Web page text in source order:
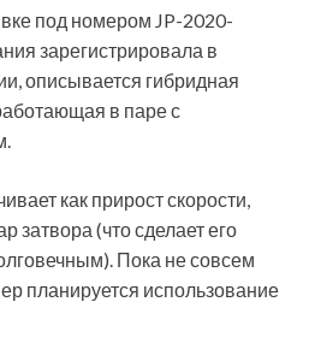
под номером JP-2020-
зарегистрировала в
описывается гибридная
в паре с
как прирост скорости,
затвора (что сделает его
Пока не совсем
планируется использование